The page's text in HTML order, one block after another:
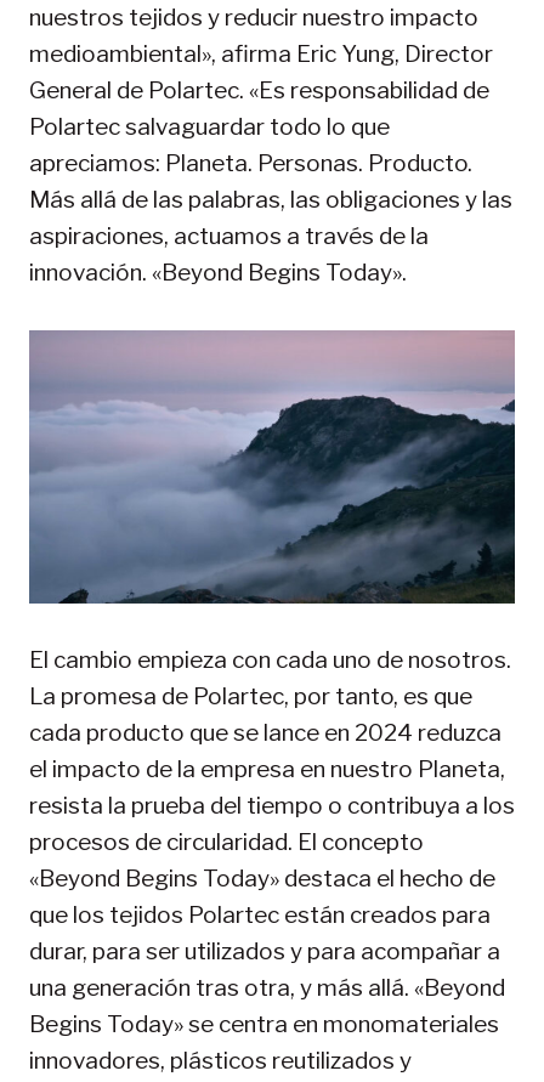
nuestros tejidos y reducir nuestro impacto
medioambiental», afirma Eric Yung, Director
General de Polartec. «Es responsabilidad de
Polartec salvaguardar todo lo que
apreciamos: Planeta. Personas. Producto.
Más allá de las palabras, las obligaciones y las
aspiraciones, actuamos a través de la
innovación. «Beyond Begins Today».
El cambio empieza con cada uno de nosotros.
La promesa de Polartec, por tanto, es que
cada producto que se lance en 2024 reduzca
el impacto de la empresa en nuestro Planeta,
resista la prueba del tiempo o contribuya a los
procesos de circularidad. El concepto
«Beyond Begins Today» destaca el hecho de
que los tejidos Polartec están creados para
durar, para ser utilizados y para acompañar a
una generación tras otra, y más allá. «Beyond
Begins Today» se centra en monomateriales
innovadores, plásticos reutilizados y